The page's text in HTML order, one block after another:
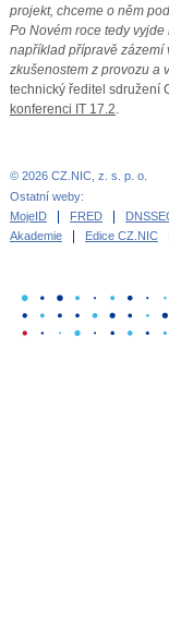
projekt, chceme o něm
Po Novém roce tedy
například přípravě zázemí
zkušenostem z provozu a
technický ředitel sdružení
konferenci IT 17.2
© 2026 CZ.NIC, z. s. p. o.
Ostatní weby:
MojeID
FRED
Akademie
Edice CZ.NIC